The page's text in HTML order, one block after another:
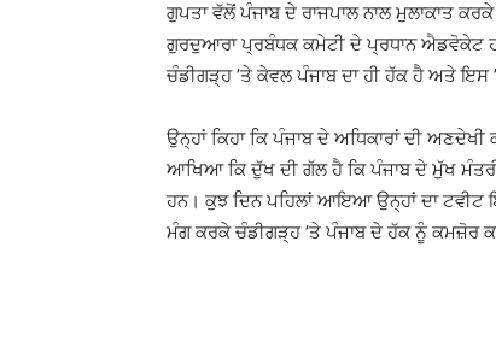
ਗੁਪਤਾ ਵੱਲੋਂ ਪੰਜਾਬ ਦੇ ਰਾਜਪਾਲ ਨਾਲ ਮੁਲਾਕਾਤ
ਗੁਰਦੁਆਰਾ ਪ੍ਰਬੰਧਕ ਕਮੇਟੀ ਦੇ ਪ੍ਰਧਾਨ ਐਡਵੋਕੇਟ
ਚੰਡੀਗੜ੍ਹ ’ਤੇ ਕੇਵਲ ਪੰਜਾਬ ਦਾ ਹੀ ਹੱਕ ਹੈ ਅਤੇ ਇਸ
ਉਨ੍ਹਾਂ ਕਿਹਾ ਕਿ ਪੰਜਾਬ ਦੇ ਅਧਿਕਾਰਾਂ ਦੀ
ਆਖਿਆ ਕਿ ਦੁੱਖ ਦੀ ਗੱਲ ਹੈ ਕਿ ਪੰਜਾਬ ਦੇ ਮੁੱਖ
ਹਨ। ਕੁਝ ਦਿਨ ਪਹਿਲਾਂ ਆਇਆ ਉਨ੍ਹਾਂ ਦਾ ਟਵੀਟ
ਮੰਗ ਕਰਕੇ ਚੰਡੀਗੜ੍ਹ ’ਤੇ ਪੰਜਾਬ ਦੇ ਹੱਕ ਨੂੰ ਕਮਜ਼ੋਰ